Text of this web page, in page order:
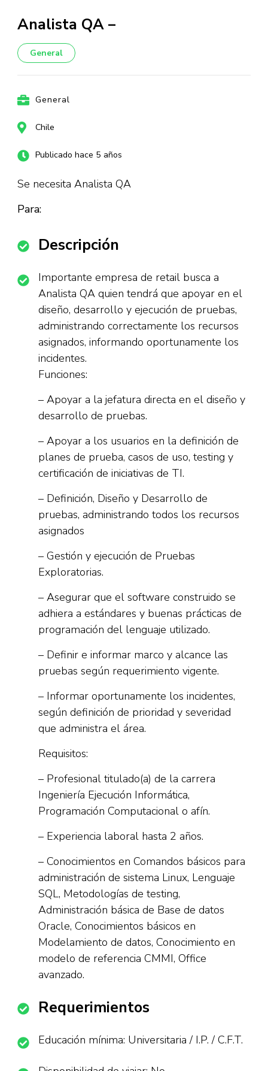
Analista QA –
General
General
Chile
Publicado hace 5 años
Se necesita Analista QA
Para:
Descripción
Importante empresa de retail busca a
Analista QA quien tendrá que apoyar en el
diseño, desarrollo y ejecución de pruebas,
administrando correctamente los recursos
asignados, informando oportunamente los
incidentes.
Funciones:
– Apoyar a la jefatura directa en el diseño y
desarrollo de pruebas.
– Apoyar a los usuarios en la definición de
planes de prueba, casos de uso, testing y
certificación de iniciativas de TI.
– Definición, Diseño y Desarrollo de
pruebas, administrando todos los recursos
asignados
– Gestión y ejecución de Pruebas
Exploratorias.
– Asegurar que el software construido se
adhiera a estándares y buenas prácticas de
programación del lenguaje utilizado.
– Definir e informar marco y alcance las
pruebas según requerimiento vigente.
– Informar oportunamente los incidentes,
según definición de prioridad y severidad
que administra el área.
Requisitos:
– Profesional titulado(a) de la carrera
Ingeniería Ejecución Informática,
Programación Computacional o afín.
– Experiencia laboral hasta 2 años.
– Conocimientos en Comandos básicos para
administración de sistema Linux, Lenguaje
SQL, Metodologías de testing,
Administración básica de Base de datos
Oracle, Conocimientos básicos en
Modelamiento de datos, Conocimiento en
modelo de referencia CMMI, Office
avanzado.
Requerimientos
Educación mínima: Universitaria / I.P. / C.F.T.